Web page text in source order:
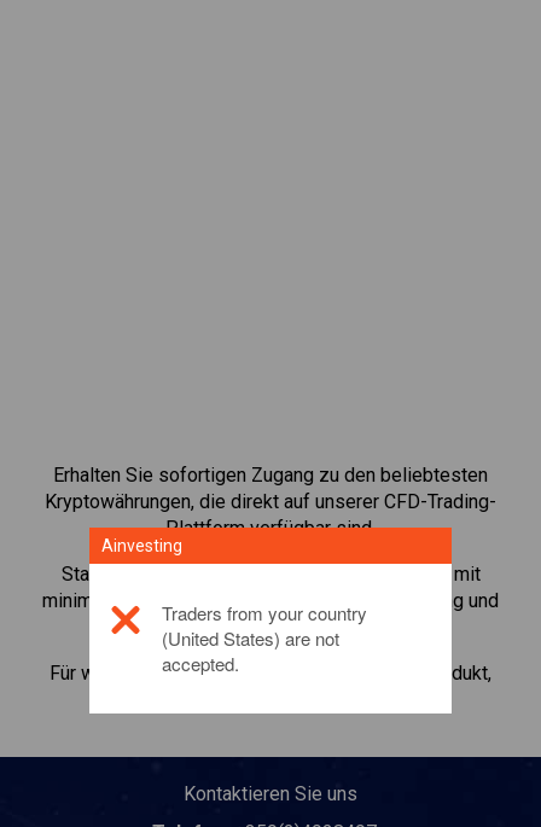
Erhalten Sie sofortigen Zugang zu den beliebtesten
Kryptowährungen, die direkt auf unserer CFD-Trading-
Plattform verfügbar sind.
Starten Sie den Handel mit CFDs auf
mit
minimaler Maintenance Margin, bester Ausführung und
bis zu 1:200 Hebelwirkung.
Für weitere Informationen zu diesem Anlageprodukt,
Kontaktieren Sie uns
Ainvesting
Traders from your country
(United States) are not
accepted.